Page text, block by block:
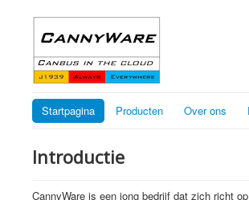
Startpagina Producten Over ons
Introductie
CannyWare is een jong bedrijf dat zich richt